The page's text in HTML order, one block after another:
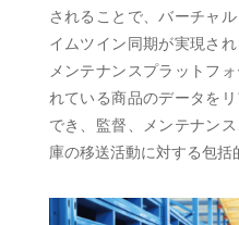
されることで、バーチャ
イムツイン同期が実現さ
メンテナンスプラットフ
れている商品のデータを
でき、監督、メンテナン
庫の移送活動に対する包括